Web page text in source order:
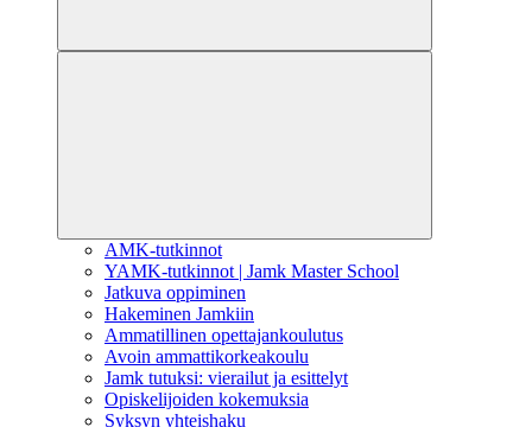
AMK-tutkinnot
YAMK-tutkinnot | Jamk Master School
Jatkuva oppiminen
Hakeminen Jamkiin
Ammatillinen opettajankoulutus
Avoin ammattikorkeakoulu
Jamk tutuksi: vierailut ja esittelyt
Opiskelijoiden kokemuksia
Syksyn yhteishaku